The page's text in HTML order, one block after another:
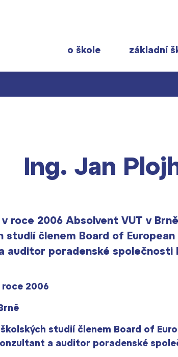
o škole
školního roku ›
základní
pro rodiče prvňáčků
Europass
FOCUSing
Ing. Jan
roce 2006 Absolvent VUT v
studií členem Board of
auditor poradenské společnosti
roce 2006
studií členem Board of
a auditor poradenské